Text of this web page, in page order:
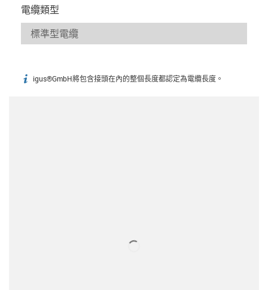
電纜類型
igus-icon-info
igus®GmbH將包含接頭在內的整個長度都認定為電纜長度。